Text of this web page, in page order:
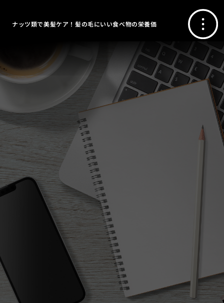
ナッツ類で美髪ケア！髪の毛にいい食べ物の栄養価